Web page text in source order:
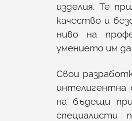
изделия. Те
качество и
ниво на
умението им да
Свои
интелигентна
на бъдещи
специалисти